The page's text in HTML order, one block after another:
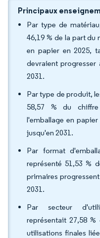
Principaux
Par type de
46,19 % de la part du
en papier en 2025,
devraient progresser
2031.
Par type de produit,
58,57 % du
l'emballage en
jusqu'en 2031.
Par format
représenté 51,53 %
primaires
2031.
Par secteur
représentait 27,58
utilisations finales